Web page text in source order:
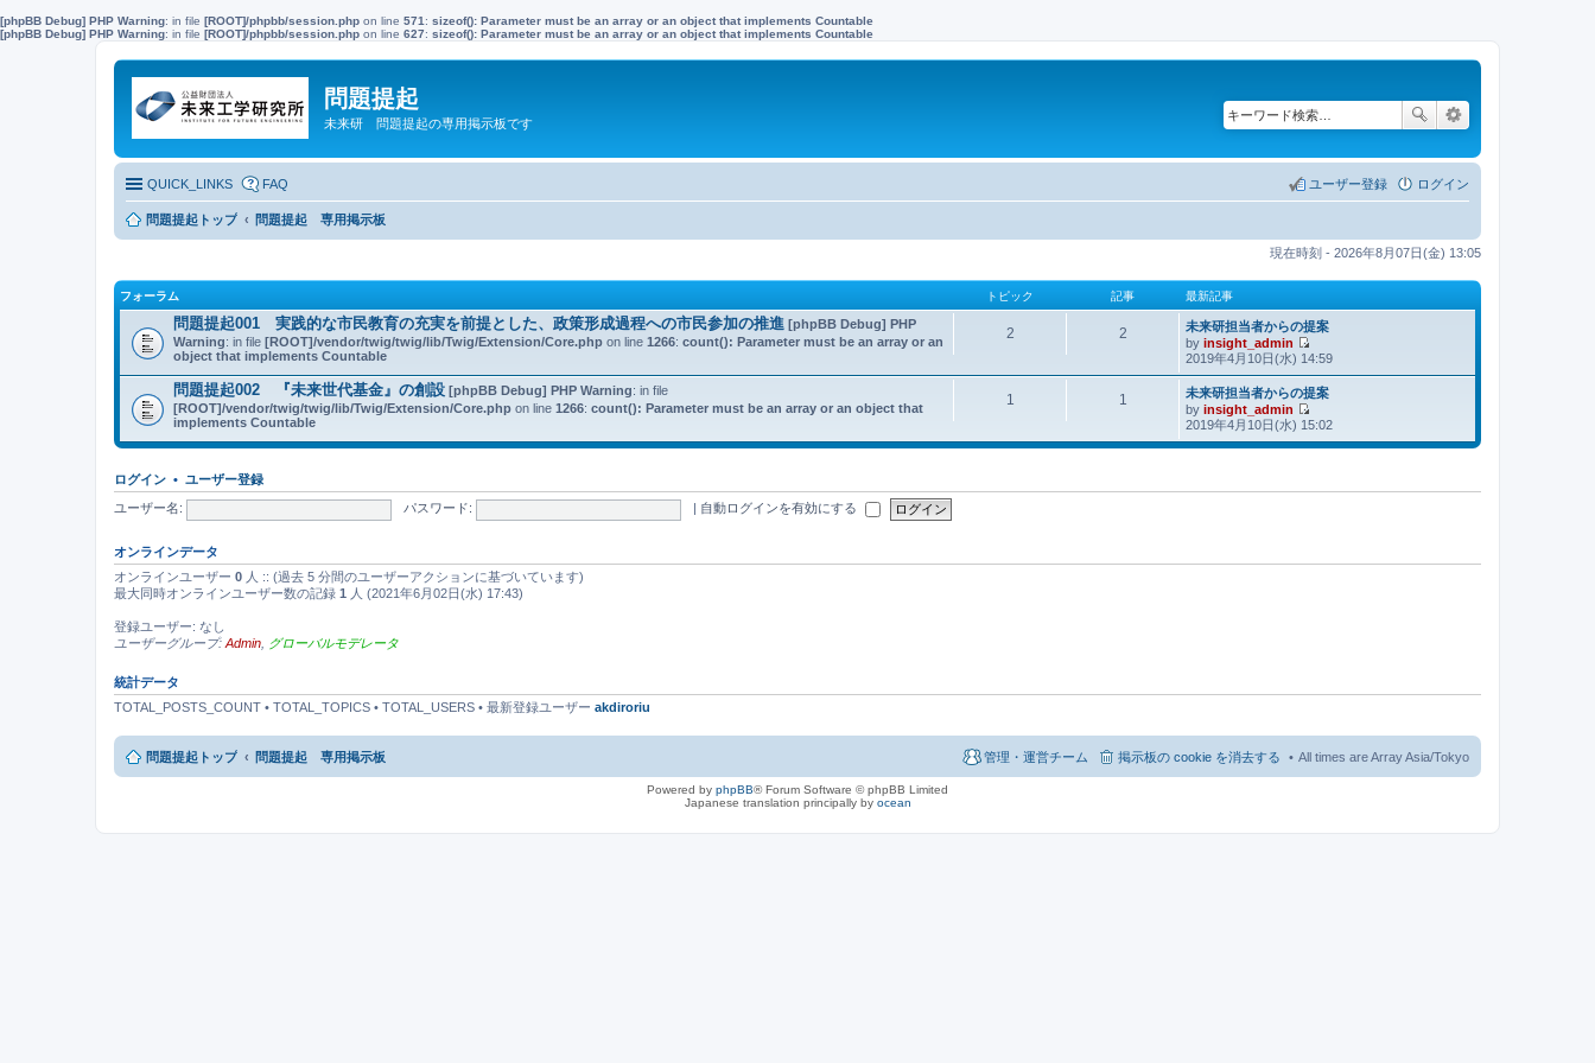
[phpBB Debug] PHP Warning: in file [ROOT]/phpbb/session.php on line 571 : sizeof(): Parameter must be an array or an object that implements Countable
[phpBB Debug] PHP Warning: in file [ROOT]/phpbb/session.php on line 627: sizeof(): Parameter must be an array or an object that implements Countable
問題提起
未来研 問題提起の専用掲示板です
QUICK_LINKS FAQ ログイン
ユーザー登録
問題提起トップ 問題提起 専用掲示板
現在時刻 - 2026年8月07日(金) 13:05
フォーラム トピック 記事 最新記事
問題提起001 実践的な市民教育の充実を前提とした、政策形成過程への市民参加の推進 [phpBB Debug] PHP
Warning: in file [ROOT]/vendor/twig/twig/lib/Twig/Extension/Core.php on line 1266: count(): Parameter must be an array or an
object that implements Countable
2 2
未来研担当者からの提案
by insight_admin
最
新
記
2019年4月10日(水) 14:59
問題提起002 『未来世代基金』の創設 [phpBB Debug] PHP Warning: in file
[ROOT]/vendor/twig/twig/lib/Twig/Extension/Core.php on line 1266: count(): Parameter must be an array or an object that
implements Countable
1 1
未来研担当者からの提案
by insight_admin
最
新
2019年4月10日(水) 15:02
ログイン • ユーザー登録
ユーザー名: パスワード: 自動ログインを有効にする
オンラインデータ
オンラインユーザー 0 人 :: (過去 5 分間のユーザーアクションに基づいています)
最大同時オンラインユーザー数の記録 1 人 (2021年6月02日(水) 17:43)
登録ユーザー: なし
ユーザーグループ: Admin グローバルモデレータ
統計データ
TOTAL_POSTS_COUNT • TOTAL_TOPICS • TOTAL_USERS • 最新登録ユーザー akdiroriu
問題提起トップ 問題提起 専用掲示板 All times are Array Asia/Tokyo
掲示板の cookie を消去する
管理・運営チーム
Powered by phpBB® Forum Software © phpBB Limited
Japanese translation principally by ocean